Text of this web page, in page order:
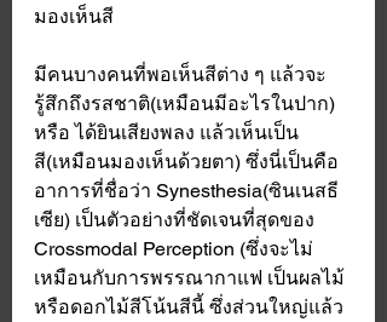
มองเห็นสี
มีคนบางคนที่พอเห็นสีต่าง ๆ แล้วจะ
รู้สึกถึงรสชาติ(เหมือนมีอะไรในปาก)
หรือ ได้ยินเสียงพลง แล้วเห็นเป็น
สี(เหมือนมองเห็นด้วยตา) ซึ่งนี่เป็นคือ
อาการที่ชื่อว่า Synesthesia(ซินเนสธี
เซีย) เป็นตัวอย่างที่ชัดเจนที่สุดของ
Crossmodal Perception (ซึ่งจะไม่
เหมือนกับการพรรณากาแฟ เป็นผลไม้
หรือดอกไม้สีโน้นสีนี้ ซึ่งส่วนใหญ่แล้ว